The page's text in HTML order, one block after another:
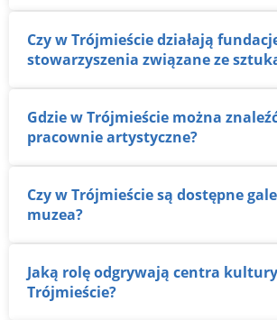
Czy w Trójmieście działają fundacje i
stowarzyszenia związane ze
Gdzie w Trójmieście można znaleźć szkoły i
pracownie artystyczne?
Czy w Trójmieście są dostępne galerie sztuki i
muzea?
Jaką rolę odgrywają centra kultury w
Trójmieście?